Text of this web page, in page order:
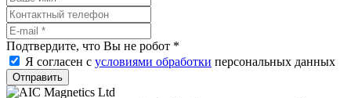
Подтвердите, что Вы не робот *
Я согласен с условиями обработки персональных данных
Отправить